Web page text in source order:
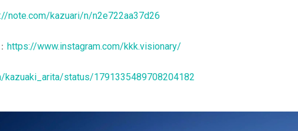
note.com/kazuari/n/n2e722aa37d26
https://www.instagram.com/kkk.visionary/
kazuaki_arita/status/1791335489708204182